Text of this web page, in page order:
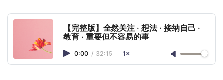
【完整版】全然关注 · 想法 · 接纳自己 ·
教育 · 重要但不容易的事
0:00 / 32:15 1×